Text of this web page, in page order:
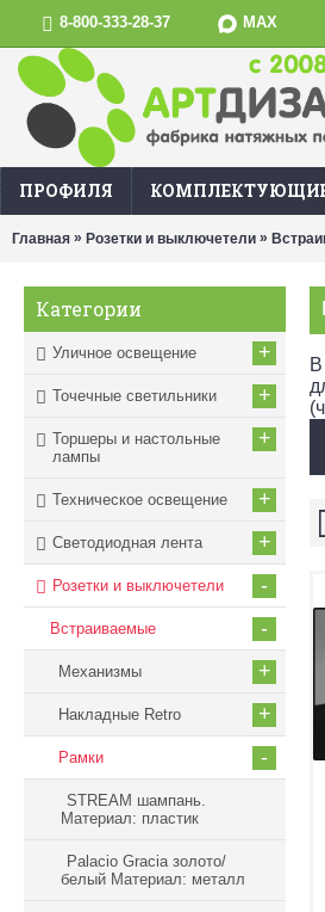
8-800-333-28-37 MAX
ПРОФИЛЯ
Главная » Розетки и выключетели »
Категории
Уличное освещение +
Точечные светильники +
Торшеры и настольные
лампы
+
Техническое освещение +
Светодиодная лента +
Розетки и выключетели -
Встраиваемые -
Механизмы +
Накладные Retro +
Рамки -
STREAM шампань.
Материал: пластик
Palacio Gracia золото/
белый Материал: металл